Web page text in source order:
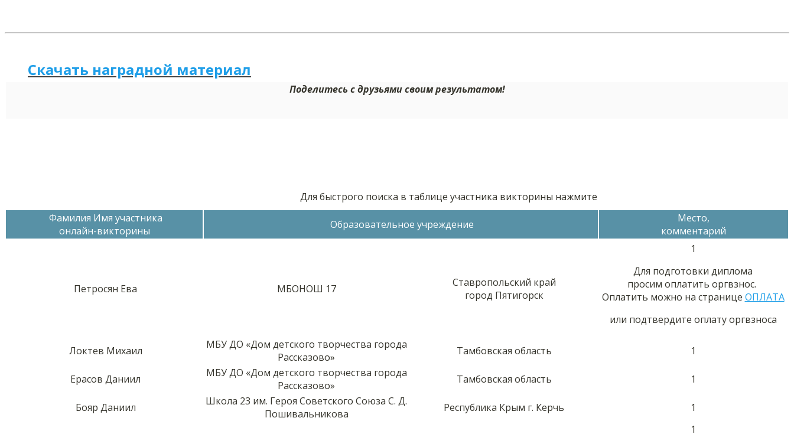
Скачать наградной материал
Поделитесь с друзьями своим результатом!
Для быстрого поиска в таблице участника викторины нажмите
Фамилия Имя участника
онлайн-викторины
Образовательное учреждение
Место,
комментарий
Петросян Ева МБОНОШ 17
Ставропольский край
город Пятигорск
1
Для подготовки диплома
просим оплатить оргвзнос.
Оплатить можно на странице ОПЛАТА
или подтвердите оплату оргвзноса
Локтев Михаил
МБУ ДО «Дом детского творчества города
Рассказово»
Тамбовская область 1
Ерасов Даниил
МБУ ДО «Дом детского творчества города
Рассказово»
Тамбовская область 1
Бояр Даниил
Школа 23 им. Героя Советского Союза С. Д.
Пошивальникова
Республика Крым г. Керчь 1
1